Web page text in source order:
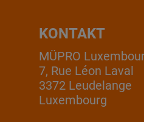
KONTAKT
MÜPRO
7, Rue Léon Laval
3372 Leudelange
Luxembourg